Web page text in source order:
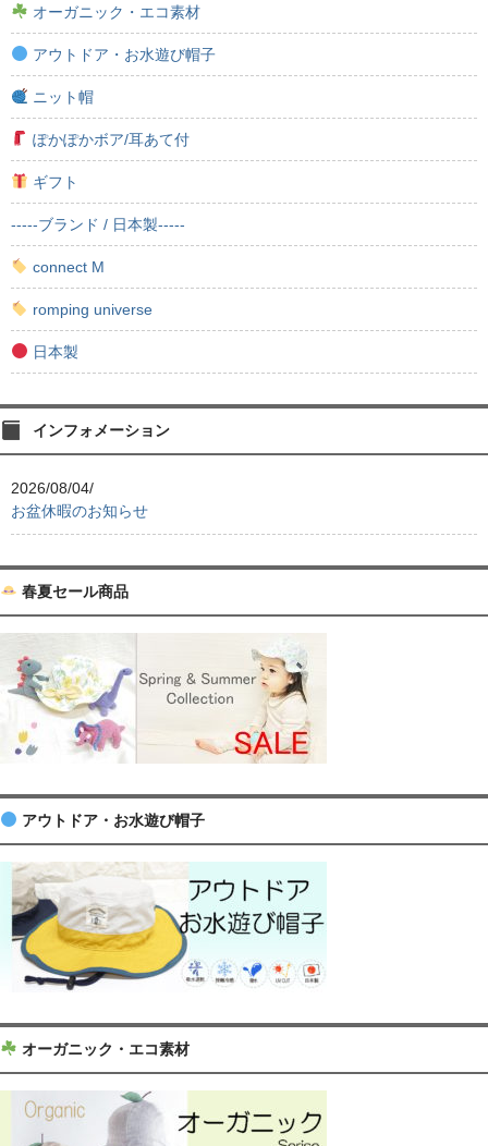
オーガニック・エコ素材
アウトドア・お水遊び帽子
ニット帽
ぽかぽかボア/耳あて付
ギフト
-----ブランド / 日本製-----
connect M
romping universe
日本製
インフォメーション
2026/08/04/
お盆休暇のお知らせ
春夏セール商品
アウトドア・お水遊び帽子
オーガニック・エコ素材